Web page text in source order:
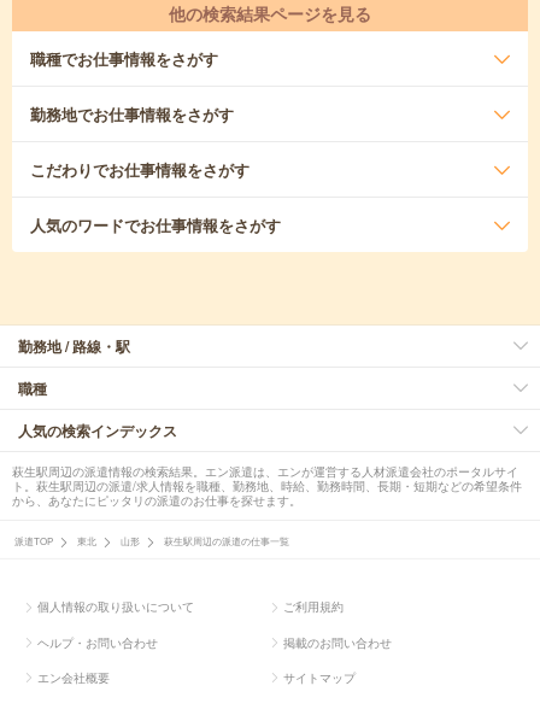
他の検索結果ページを見る
職種でお仕事情報をさがす
勤務地でお仕事情報をさがす
こだわりでお仕事情報をさがす
人気のワードでお仕事情報をさがす
勤務地 / 路線・駅
職種
人気の検索インデックス
萩生駅周辺の派遣情報の検索結果。エン派遣は、エンが運営する人材派遣会社のポータルサイ
ト。萩生駅周辺の派遣/求人情報を職種、勤務地、時給、勤務時間、長期・短期などの希望条件
から、あなたにピッタリの派遣のお仕事を探せます。
派遣TOP 東北 山形 萩生駅周辺の派遣の仕事一覧
個人情報の取り扱いについて ご利用規約
ヘルプ・お問い合わせ 掲載のお問い合わせ
エン会社概要 サイトマップ